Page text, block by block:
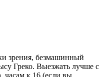
зрения, безмашинный
Греко. Выезжать лучше с
часам к 16 (если вы